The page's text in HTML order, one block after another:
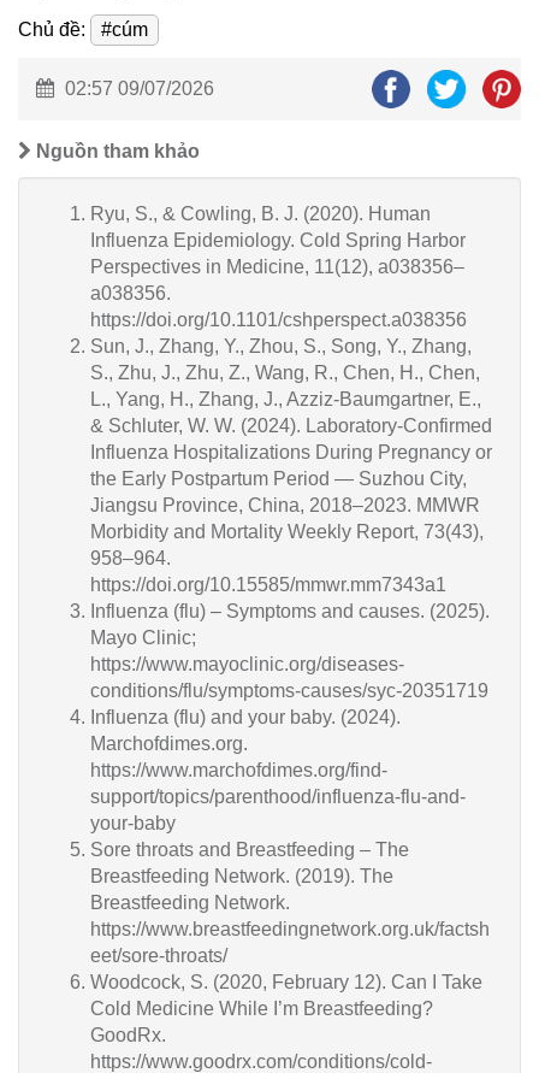
Chủ đề:
#cúm
02:57 09/07/2026
Nguồn tham khảo
Ryu, S., & Cowling, B. J. (2020). Human
Influenza Epidemiology. Cold Spring Harbor
Perspectives in Medicine, 11(12), a038356–
a038356.
https://doi.org/10.1101/cshperspect.a038356
Sun, J., Zhang, Y., Zhou, S., Song, Y., Zhang,
S., Zhu, J., Zhu, Z., Wang, R., Chen, H., Chen,
L., Yang, H., Zhang, J., Azziz-Baumgartner, E.,
& Schluter, W. W. (2024). Laboratory-Confirmed
Influenza Hospitalizations During Pregnancy or
the Early Postpartum Period — Suzhou City,
Jiangsu Province, China, 2018–2023. MMWR
Morbidity and Mortality Weekly Report, 73(43),
958–964.
https://doi.org/10.15585/mmwr.mm7343a1
Influenza (flu) – Symptoms and causes. (2025).
Mayo Clinic;
https://www.mayoclinic.org/diseases-
conditions/flu/symptoms-causes/syc-20351719
Influenza (flu) and your baby. (2024).
Marchofdimes.org.
https://www.marchofdimes.org/find-
support/topics/parenthood/influenza-flu-and-
your-baby
Sore throats and Breastfeeding – The
Breastfeeding Network. (2019). The
Breastfeeding Network.
https://www.breastfeedingnetwork.org.uk/factsh
eet/sore-throats/
Woodcock, S. (2020, February 12). Can I Take
Cold Medicine While I’m Breastfeeding?
GoodRx.
https://www.goodrx.com/conditions/cold-